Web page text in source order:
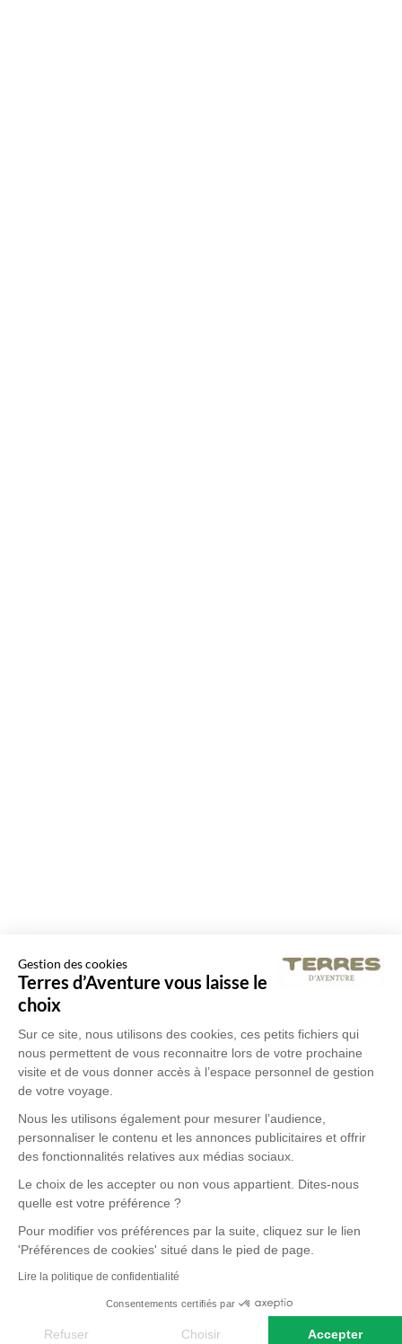
Gestion des cookies
Terres d’Aventure vous laisse le
choix
Sur ce site, nous utilisons des cookies, ces petits fichiers qui
nous permettent de vous reconnaitre lors de votre prochaine
visite et de vous donner accès à l’espace personnel de gestion
de votre voyage.
Nous les utilisons également pour mesurer l’audience,
personnaliser le contenu et les annonces publicitaires et offrir
des fonctionnalités relatives aux médias sociaux.
Le choix de les accepter ou non vous appartient. Dites-nous
quelle est votre préférence ?
Pour modifier vos préférences par la suite, cliquez sur le lien
'Préférences de cookies' situé dans le pied de page.
Lire la politique de confidentialité
Consentements certifiés par
Refuser Choisir Accepter